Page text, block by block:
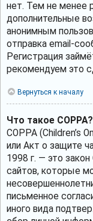
нет. Тем не менее
дополнительные
анонимным
отправка email-
Регистрация
рекомендуем это
Вернуться к началу
Что такое COPPA?
COPPA (Children’s
или Акт о защите
1998 г. — это
сайтов, которые
письменное
иного вида